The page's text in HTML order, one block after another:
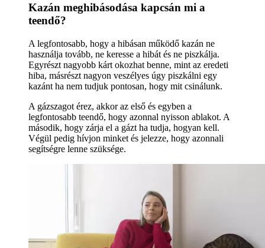
Kazán meghibásodása kapcsán mi a
teendő?
A legfontosabb, hogy a hibásan működő kazán ne
használja tovább, ne keresse a hibát és ne piszkálja.
Egyrészt nagyobb kárt okozhat benne, mint az eredeti
hiba, másrészt nagyon veszélyes úgy piszkálni egy
kazánt ha nem tudjuk pontosan, hogy mit csinálunk.
A gázszagot érez, akkor az első és egyben a
legfontosabb teendő, hogy azonnal nyisson ablakot. A
második, hogy zárja el a gázt ha tudja, hogyan kell.
Végül pedig hívjon minket és jelezze, hogy azonnali
segítségre lenne szüksége.